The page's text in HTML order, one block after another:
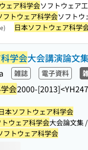
ェア科学会ソフトウェア
フトウェア科学会ソフトウ
日本ソフトウェア科学
学会大会講演論文集
雑誌 電子資料
会2000-[2013]
本ソフトウェア科学会
ウェア科学会大会論文集 /
フトウェア科学会